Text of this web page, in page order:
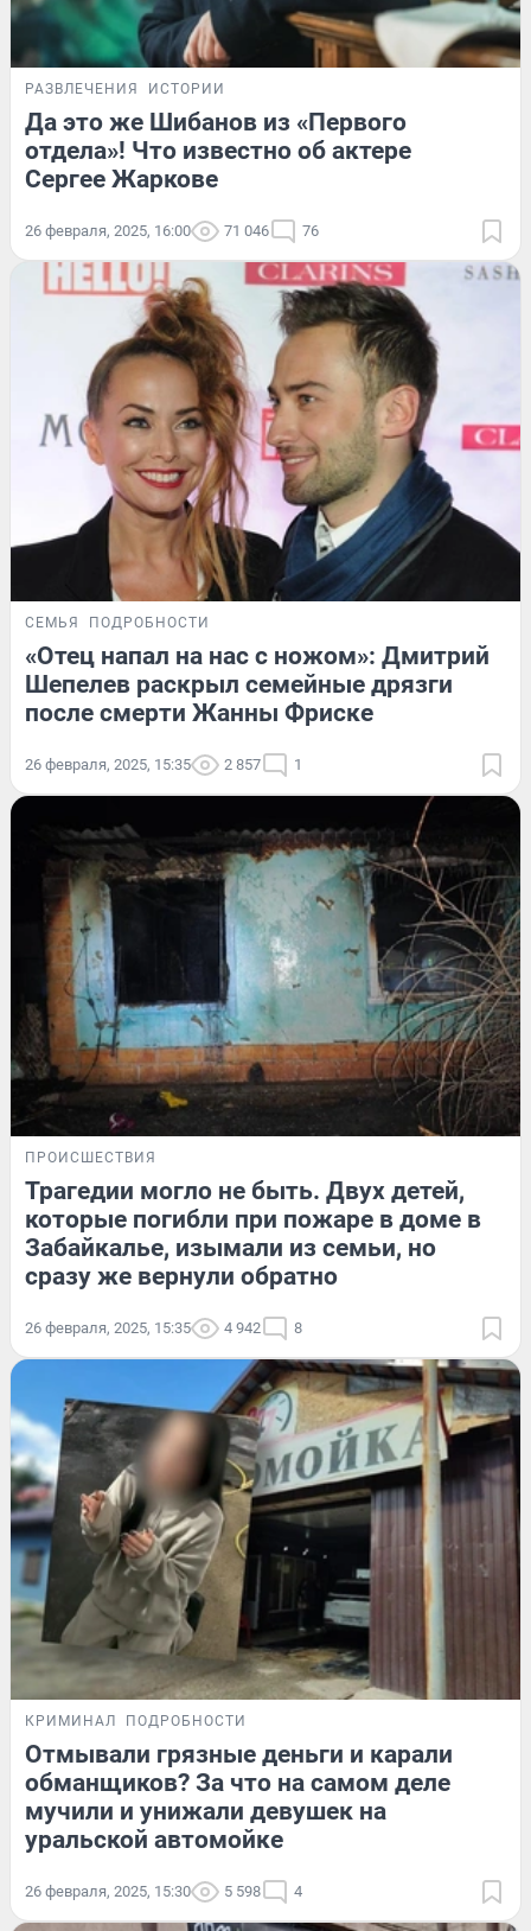
РАЗВЛЕЧЕНИЯ ИСТОРИИ
Да это же Шибанов из «Первого
отдела»! Что известно об актере
Сергее Жаркове
26 февраля, 2025, 16:00 71 046 76
СЕМЬЯ ПОДРОБНОСТИ
«Отец напал на нас с ножом»: Дмитрий
Шепелев раскрыл семейные дрязги
после смерти Жанны Фриске
26 февраля, 2025, 15:35 2 857 1
ПРОИСШЕСТВИЯ
Трагедии могло не быть. Двух детей,
которые погибли при пожаре в доме в
Забайкалье, изымали из семьи, но
сразу же вернули обратно
26 февраля, 2025, 15:35 4 942 8
КРИМИНАЛ ПОДРОБНОСТИ
Отмывали грязные деньги и карали
обманщиков? За что на самом деле
мучили и унижали девушек на
уральской автомойке
26 февраля, 2025, 15:30 5 598 4